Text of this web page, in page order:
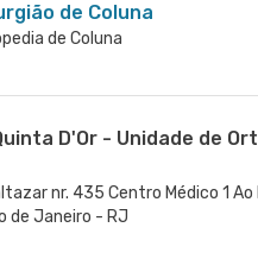
de Coluna
de Coluna
D'Or - Unidade de
nr. 435 Centro Médico 1 Ao
de Janeiro - RJ